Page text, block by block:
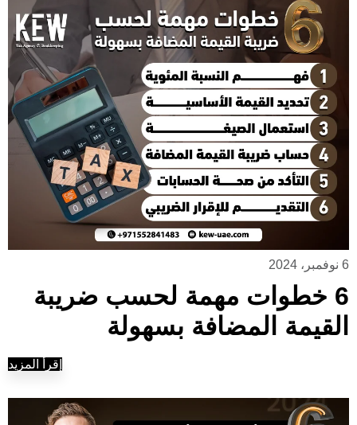
6 نوفمبر، 2024
6 خطوات مهمة لحسب ضريبة
القيمة المضافة بسهولة
إقرأ المزيد